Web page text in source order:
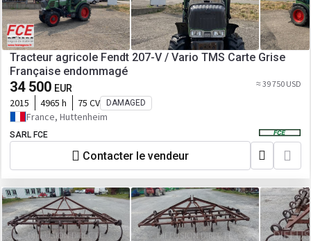
Tracteur agricole Fendt 207-V / Vario TMS Carte Grise
Française endommagé
34 500 EUR ≈ 39 750 USD
2015 4965 h 75 CV DAMAGED
France, Huttenheim
SARL FCE
Contacter le vendeur